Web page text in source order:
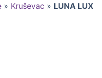
» Kruševac » LUNA LUX